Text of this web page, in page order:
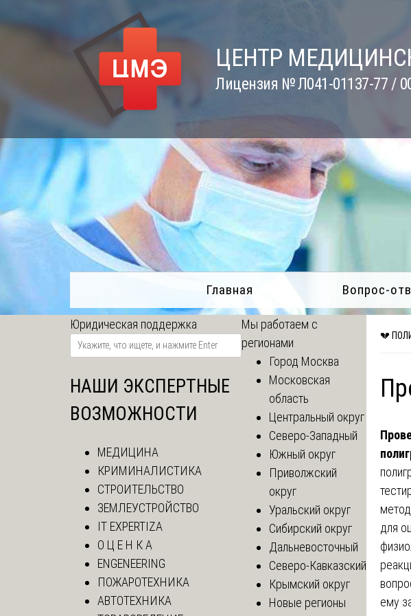
ЦЕНТР
Лицензия № Л041-01137-77 /
Главная Вопрос-
💔
для
ему
Юридическая поддержка
НАШИ ЭКСПЕРТНЫЕ
ВОЗМОЖНОСТИ
МЕДИЦИНА
КРИМИНАЛИСТИКА
СТРОИТЕЛЬСТВО
ЗЕМЛЕУСТРОЙСТВО
IT EXPERTIZA
О Ц Е Н К А
ENGENEERING
ПОЖАРОТЕХНИКА
АВТОТЕХНИКА
Мы работаем с
регионами
Город Москва
Московская
область
Центральный округ
Северо-Западный
Южный округ
Приволжский
округ
Уральский округ
Сибирский округ
Дальневосточный
Северо-Кавказский
Крымский округ
Новые регионы